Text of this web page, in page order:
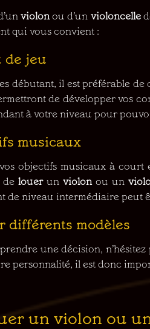
violon ou d’un violoncelle
qui vous convient :
de jeu
débutant, il est préférable
de développer vos
à votre niveau pour
musicaux
vos objectifs musicaux à
de louer un violon ou un
de niveau intermédiaire peut
différents modèles
une décision, n’hésitez
personnalité, il est donc
un violon ou